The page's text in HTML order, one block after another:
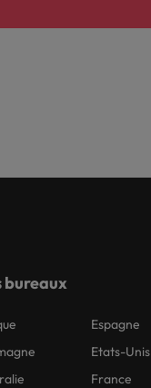
bureaux
Espagne
Etats-Unis
France